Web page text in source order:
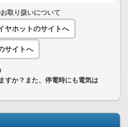
取り扱いについて
すか？また、停電時にも電気は